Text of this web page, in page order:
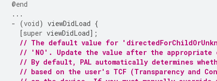
@end
...
-
(void) viewDidLoad {
[super viewDidLoad];
// The default value for
// 'NO'. Update the value after the appropriate
// By default, PAL automatically determines
// based on the user's TCF (Transparency and